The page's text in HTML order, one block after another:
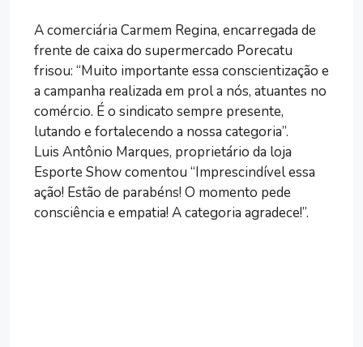
A comerciária Carmem Regina, encarregada de
frente de caixa do supermercado Porecatu
frisou: “Muito importante essa conscientização e
a campanha realizada em prol a nós, atuantes no
comércio. É o sindicato sempre presente,
lutando e fortalecendo a nossa categoria”.
Luis Antônio Marques, proprietário da loja
Esporte Show comentou “Imprescindível essa
ação! Estão de parabéns! O momento pede
consciência e empatia! A categoria agradece!”.